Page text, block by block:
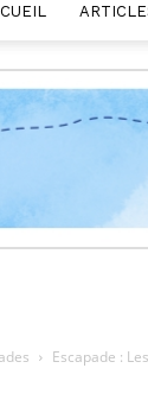
Escapade :